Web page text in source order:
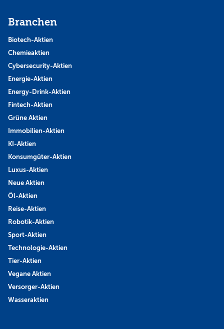
Branchen
Biotech-Aktien
Chemieaktien
Cybersecurity-Aktien
Energie-Aktien
Energy-Drink-Aktien
Fintech-Aktien
Grüne Aktien
Immobilien-Aktien
KI-Aktien
Konsumgüter-Aktien
Luxus-Aktien
Neue Aktien
Öl-Aktien
Reise-Aktien
Robotik-Aktien
Sport-Aktien
Technologie-Aktien
Tier-Aktien
Vegane Aktien
Versorger-Aktien
Wasseraktien